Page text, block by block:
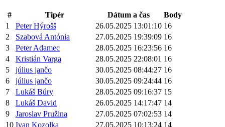
# Tipér Dátum a čas
Body
1
Peter Hýrošš 26.05.2025 13:01:10 16
2
Szabová Antónia 27.05.2025 19:39:09 16
3
Peter Adamec 28.05.2025 16:23:56 16
4
Kristián Varga 28.05.2025 22:08:01 16
5
július jančo 30.05.2025 08:44:27 16
6
július jančo 30.05.2025 09:24:44 16
7
Lukáš Búry 28.05.2025 09:16:37 15
8
Lukáš David 26.05.2025 14:17:47 14
9
Jaroslav Pružina 27.05.2025 07:02:53 14
10 Ivan Kozolka 27.05.2025 10:13:24 14